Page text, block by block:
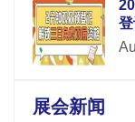
展会新闻